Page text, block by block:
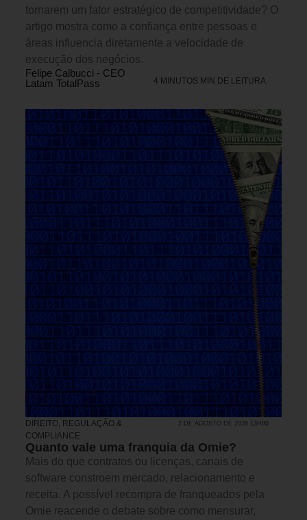
tornarem um fator estratégico de competitividade? O
artigo mostra como a confiança entre pessoas e
áreas influencia diretamente a velocidade de
execução dos negócios.
Felipe Calbucci - CEO
Latam TotalPass
4 MINUTOS MIN DE LEITURA
DIREITO, REGULAÇÃO &
COMPLIANCE
2 DE AGOSTO DE 2026 13H00
Quanto vale uma franquia da Omie?
Mais do que contratos ou licenças, canais de
software constroem mercado, relacionamento e
receita. A possível recompra de franqueados pela
Omie reacende o debate sobre como mensurar,